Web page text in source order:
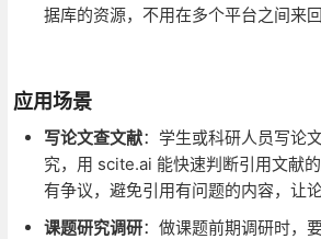
据库的资源，不用在多个平台之间来回
应用场景
写论文查文献：学生或科研人员写论
究，用 scite.ai 能快速判断引用文献
有争议，避免引用有问题的内容，让论
课题研究调研：做课题前期调研时，